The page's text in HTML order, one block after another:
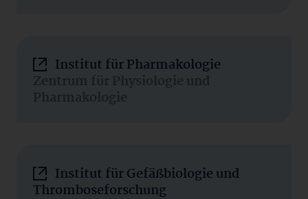
Institut für Pharmakologie
Zentrum für Physiologie und
Pharmakologie
Institut für Gefäßbiologie und
Thromboseforschung